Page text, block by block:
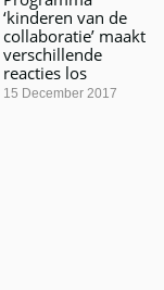
‘kinderen van de
collaboratie’ maakt
verschillende
reacties los
15 December 2017